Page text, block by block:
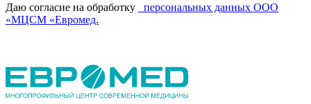
Даю согласие на обработку
персональных данных ООО
«МЦСМ «Евромед.